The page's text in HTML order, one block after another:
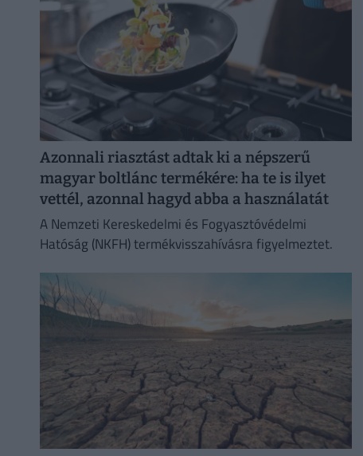
Azonnali riasztást adtak ki a népszerű
magyar boltlánc termékére: ha te is ilyet
vettél, azonnal hagyd abba a használatát
A Nemzeti Kereskedelmi és Fogyasztóvédelmi
Hatóság (NKFH) termékvisszahívásra figyelmeztet.